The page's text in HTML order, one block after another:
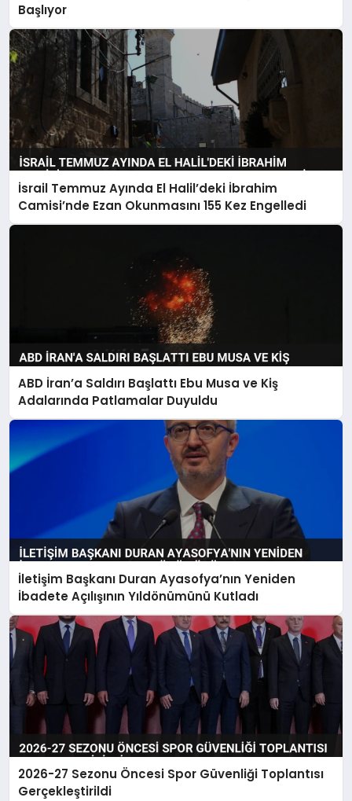
Başlıyor
İsrail Temmuz Ayında El Halil’deki İbrahim
Camisi’nde Ezan Okunmasını 155 Kez Engelledi
ABD İran’a Saldırı Başlattı Ebu Musa ve Kiş
Adalarında Patlamalar Duyuldu
İletişim Başkanı Duran Ayasofya’nın Yeniden
İbadete Açılışının Yıldönümünü Kutladı
2026-27 Sezonu Öncesi Spor Güvenliği Toplantısı
Gerçekleştirildi